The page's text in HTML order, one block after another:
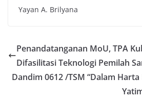
Yayan A. Brilyana
Penandatanganan MoU, TPA
Difasilitasi Teknologi Pemilah
Dandim 0612 /TSM “Dalam